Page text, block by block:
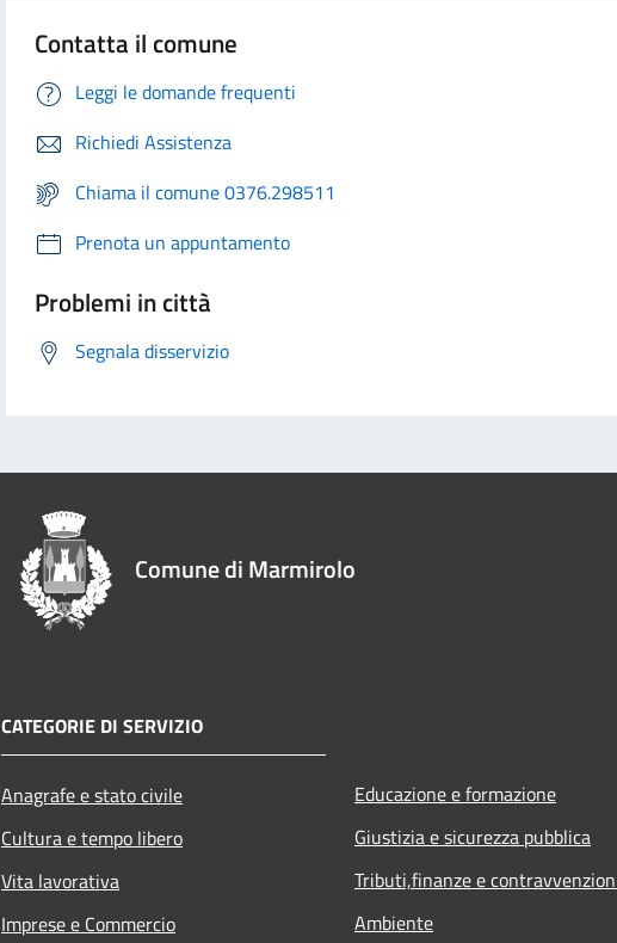
Contatta il comune
Leggi le domande frequenti
Richiedi Assistenza
Chiama il comune 0376.298511
Prenota un appuntamento
Problemi in città
Segnala disservizio
Comune di Marmirolo
CATEGORIE DI SERVIZIO
Anagrafe e stato civile
Cultura e tempo libero
Vita lavorativa
Imprese e Commercio
Educazione e formazione
Giustizia e sicurezza pubblica
Tributi,finanze e
Ambiente